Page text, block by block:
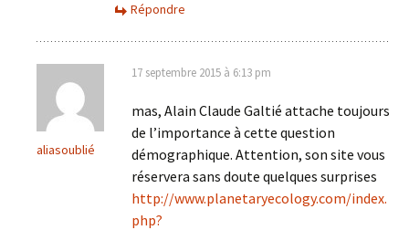
Répondre
aliasoublié
17 septembre 2015 à 6:13 pm
mas, Alain Claude Galtié attache toujours
de l’importance à cette question
démographique. Attention, son site vous
réservera sans doute quelques surprises
http://www.planetaryecology.com/index.
php?